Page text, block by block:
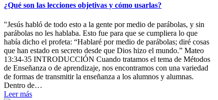
¿Qué son las lecciones objetivas y cómo usarlas?
"Jesús habló de todo esto a la gente por medio de parábolas, y sin
parábolas no les hablaba. Esto fue para que se cumpliera lo que
había dicho el profeta: “Hablaré por medio de parábolas; diré cosas
que han estado en secreto desde que Dios hizo el mundo.” Mateo
13:34-35 INTRODUCCIÓN Cuando tratamos el tema de Métodos
de Enseñanza o de aprendizaje, nos encontramos con una variedad
de formas de transmitir la enseñanza a los alumnos y alumnas.
Dentro de…
Leer más